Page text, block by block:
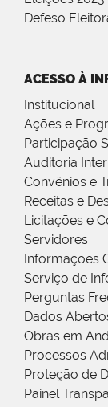
Defeso
ACESSO À
Institucional
Ações e
Participação
Auditoria
Convênios e
Receitas e
Licitações e
Servidores
Informações
Serviço de
Perguntas
Dados
Obras em
Processos
Proteção de
Painel